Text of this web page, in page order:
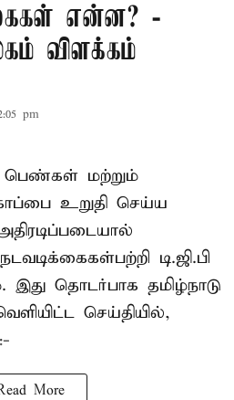
என்ன? -
விளக்கம்
pm
பெண்கள் மற்றும்
உறுதி செய்ய
டி.ஜி.பி
தொடர்பாக தமிழ்நாடு
செய்தியில்,
More